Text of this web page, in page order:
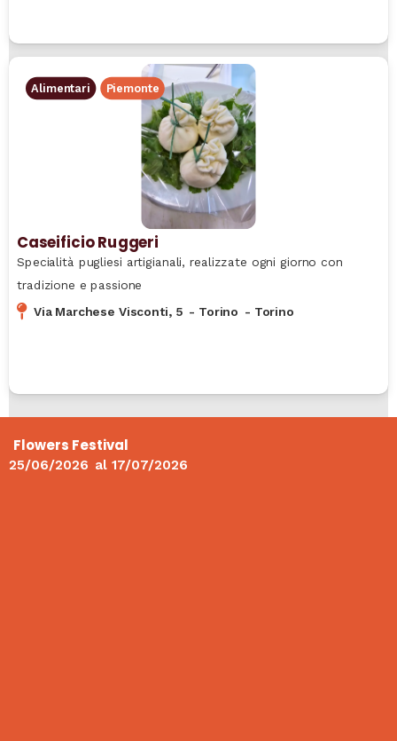
Alimentari Piemonte
Caseificio Ruggeri
Specialità pugliesi artigianali, realizzate ogni giorno con
tradizione e passione
Via Marchese Visconti, 5 - Torino - Torino
Flowers Festival
25/06/2026 al 17/07/2026